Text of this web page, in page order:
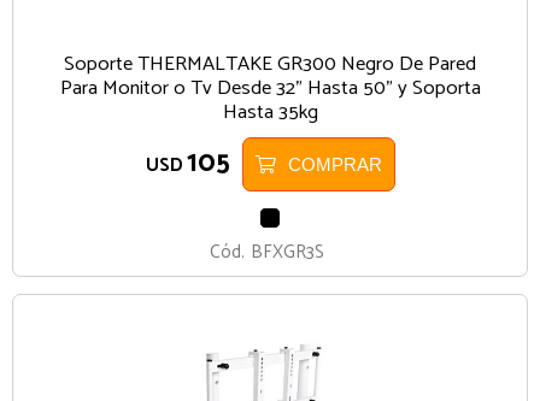
Soporte THERMALTAKE GR300 Negro De Pared
Para Monitor o Tv Desde 32" Hasta 50" y Soporta
Hasta 35kg
USD105 COMPRAR
Cód. BFXGR3S